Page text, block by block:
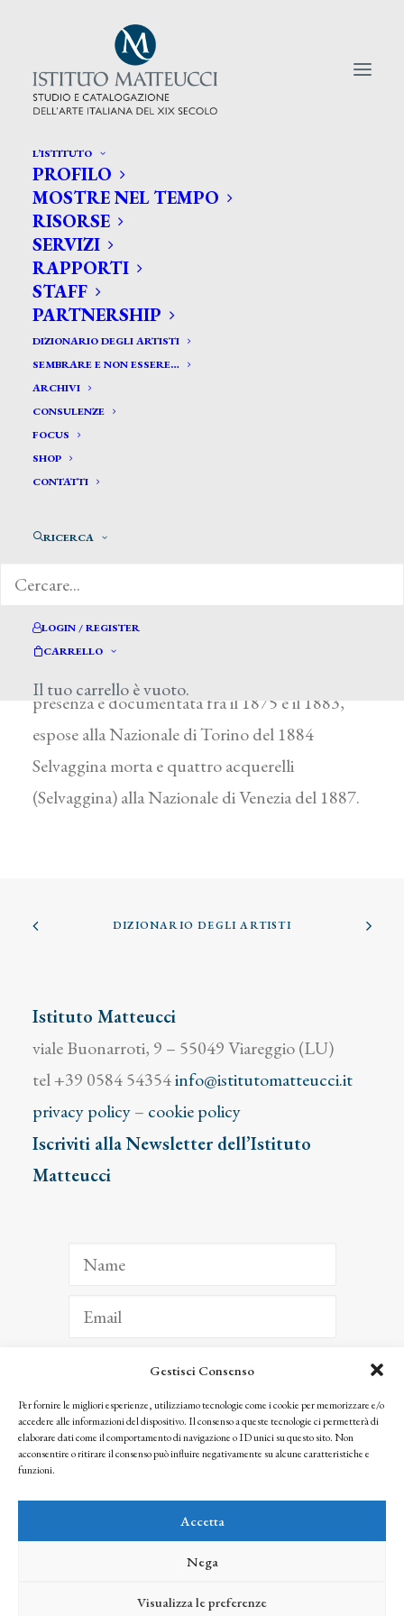
Gestisci Consenso
Per fornire le migliori esperienze, utilizziamo tecnologie come i cookie per memorizzare e/o
accedere alle informazioni del dispositivo. Il consenso a queste tecnologie ci permetterà di
elaborare dati come il comportamento di navigazione o ID unici su questo sito. Non
acconsentire o ritirare il consenso può influire negativamente su alcune caratteristiche e
funzioni.
Accetta
Nega
Visualizza le preferenze
L’ISTITUTO
PROFILO
MOSTRE NEL TEMPO
RISORSE
SERVIZI
RAPPORTI
STAFF
PARTNERSHIP
DIZIONARIO DEGLI ARTISTI
SEMBRARE E NON ESSERE…
ARCHIVI
CONSULENZE
FOCUS
SHOP
CONTATTI
RICERCA
LOGIN / REGISTER
CARRELLO
Il tuo carrello è vuoto.
CERCA TRA GLI ARTISTI:
Search
for:
Ghezzi Achille*
GHEZZI ACHILLE
Pochissime le notizie biografiche su questo
soggetti dei suoi oli e acquerelli. Oltre a
presenza è documentata fra il 1875 e il 1883,
espose alla Nazionale di Torino del 1884
Selvaggina morta e quattro acquerelli
(Selvaggina) alla Nazionale di Venezia del 1887.
DIZIONARIO DEGLI ARTISTI
Istituto Matteucci
viale Buonarroti, 9 – 55049 Viareggio (LU)
tel +39 0584 54354info@istitutomatteucci.it
privacy policy– cookie policy
Iscriviti alla Newsletter dell’Istituto
Matteucci
ISCRIVITI
Facendo clic per iscriverti, riconosci che le tue informazioni saranno trattate
seguendo la nostra Privacy Policy
© 2025 Istituto Matteucci. All right reserved
l’autorizzazione scritta dei proprietari dei diritti e dell’Istituto Matteucci
credits